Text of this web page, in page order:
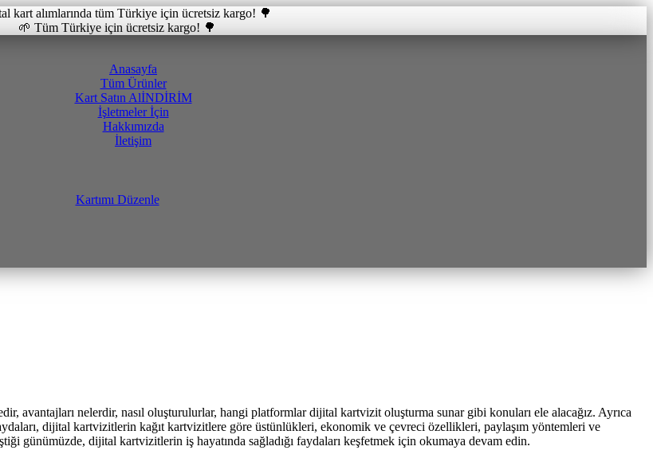
kart alımlarında tüm Türkiye için ücretsiz kargo! 🌳
🌱 Tüm Türkiye için ücretsiz kargo! 🌳
Anasayfa
Tüm Ürünler
Kart Satın AlİNDİRİM
İşletmeler İçin
Hakkımızda
İletişim
Kartımı Düzenle
avantajları nelerdir, nasıl oluşturulurlar, hangi platformlar dijital kartvizit oluşturma sunar gibi konuları ele alacağız. Ayrıca
dijital kartvizitlerin kağıt kartvizitlere göre üstünlükleri, ekonomik ve çevreci özellikleri, paylaşım yöntemleri ve
günümüzde, dijital kartvizitlerin iş hayatında sağladığı faydaları keşfetmek için okumaya devam edin.